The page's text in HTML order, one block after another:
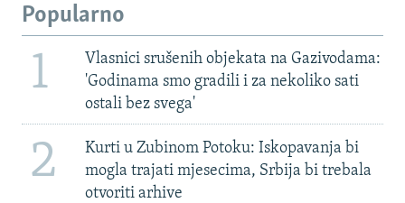
Popularno
1
Vlasnici srušenih objekata na Gazivodama:
'Godinama smo gradili i za nekoliko sati
ostali bez svega'
2
Kurti u Zubinom Potoku: Iskopavanja bi
mogla trajati mjesecima, Srbija bi trebala
otvoriti arhive